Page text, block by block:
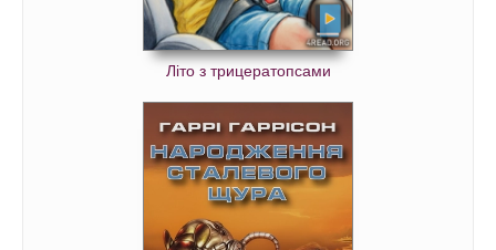
Літо з трицератопсами